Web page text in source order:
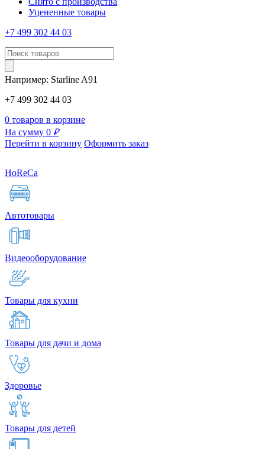
Уцененные товары
+7 499 302 44 03
Например: Starline A91
+7 499 302 44 03
0 товаров в корзине
На сумму 0 ₽
Перейти в корзину Оформить заказ
HoReCa
Автотовары
Видеооборудование
Товары для кухни
Товары для дачи и дома
Здоровье
Товары для детей